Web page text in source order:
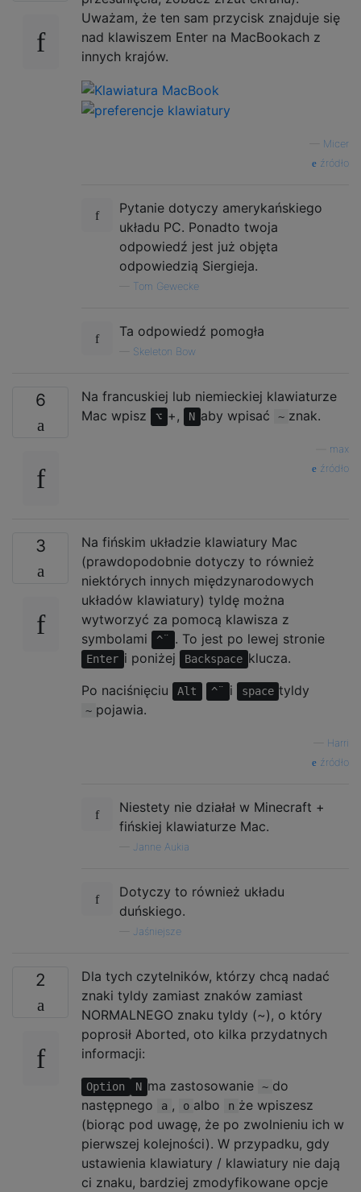
Uważam, że ten sam przycisk znajduje się
nad klawiszem Enter na MacBookach z
innych krajów.
Micer
źródło
Pytanie dotyczy amerykańskiego
układu PC. Ponadto twoja
odpowiedź jest już objęta
odpowiedzią Siergieja.
Tom Gewecke
Ta odpowiedź pomogła
Skeleton Bow
6
Na francuskiej lub niemieckiej klawiaturze
Mac wpisz
⌥ +, N aby wpisać ~ znak.
max
źródło
3
Na fińskim układzie klawiatury Mac
(prawdopodobnie dotyczy to również
niektórych innych międzynarodowych
układów klawiatury) tyldę można
wytworzyć za pomocą klawisza z
symbolami
^¨ . To jest po lewej stronie
Enter i poniżej Backspace klucza.
Po naciśnięciu
Alt ^¨ i space tyldy
~ pojawia.
Harri
źródło
Niestety nie działał w Minecraft +
fińskiej klawiaturze Mac.
Janne Aukia
Dotyczy to również układu
duńskiego.
Jaśniejsze
2
Dla tych czytelników, którzy chcą nadać
znaki tyldy zamiast znaków zamiast
NORMALNEGO znaku tyldy (~), o który
poprosił Aborted, oto kilka przydatnych
informacji:
Option N ma zastosowanie ~ do
następnego
a , o albo n że wpiszesz
(biorąc pod uwagę, że po zwolnieniu ich w
pierwszej kolejności). W przypadku, gdy
ustawienia klawiatury / klawiatury nie dają
ci znaku, bardziej zmodyfikowane opcje